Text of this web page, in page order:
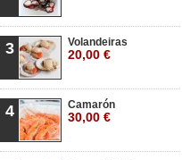
3 Volandeiras
20,00 €
4 Camarón
30,00 €